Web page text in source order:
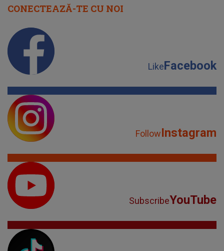
CONECTEAZĂ-TE CU NOI
LikeFacebook
FollowInstagram
SubscribeYouTube